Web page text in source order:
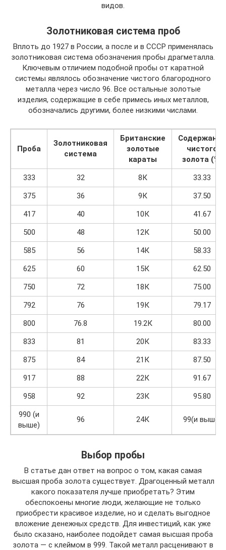
видов.
Золотниковая система проб
Вплоть до 1927 в России, а после и в СССР применялась
золотниковая система обозначения пробы драгметалла.
Ключевым отличием подобной пробы от каратной
системы являлось обозначение чистого благородного
металла через число 96. Все остальные золотые
изделия, содержащие в себе примесь иных металлов,
обозначались другими, более низкими числами.
Проба
Золотниковая
система
Британские
золотые
караты
Содержание
чистого
золота (%)
333
32 8К
33.33
375
36 9К
37.50
417
40 10К
41.67
500
48 12К
50.00
585
56 14К
58.33
625
60 15К
62.50
750
72 18К
75.00
792
76 19К
79.17
800
76.8 19.2К
80.00
833
81 20К
83.33
875
84 21К
87.50
917
88 22К
91.67
958
92 23К
95.80
990 (и
выше)
96 24К 99(и выше)
Выбор пробы
В статье дан ответ на вопрос о том, какая самая
высшая проба золота существует. Драгоценный металл
какого показателя лучше приобретать? Этим
обеспокоены многие люди, желающие не только
приобрести красивое изделие, но и сделать выгодное
вложение денежных средств. Для инвестиций, как уже
было сказано, наиболее подойдет самая высшая проба
золота — с клеймом в 999. Такой металл расценивают в